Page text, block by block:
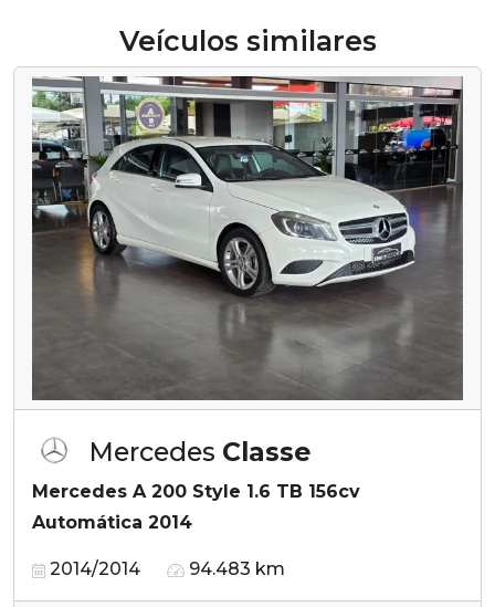
Veículos similares
Mercedes Classe
Mercedes A 200 Style 1.6 TB 156cv
Automática 2014
2014/2014 94.483 km